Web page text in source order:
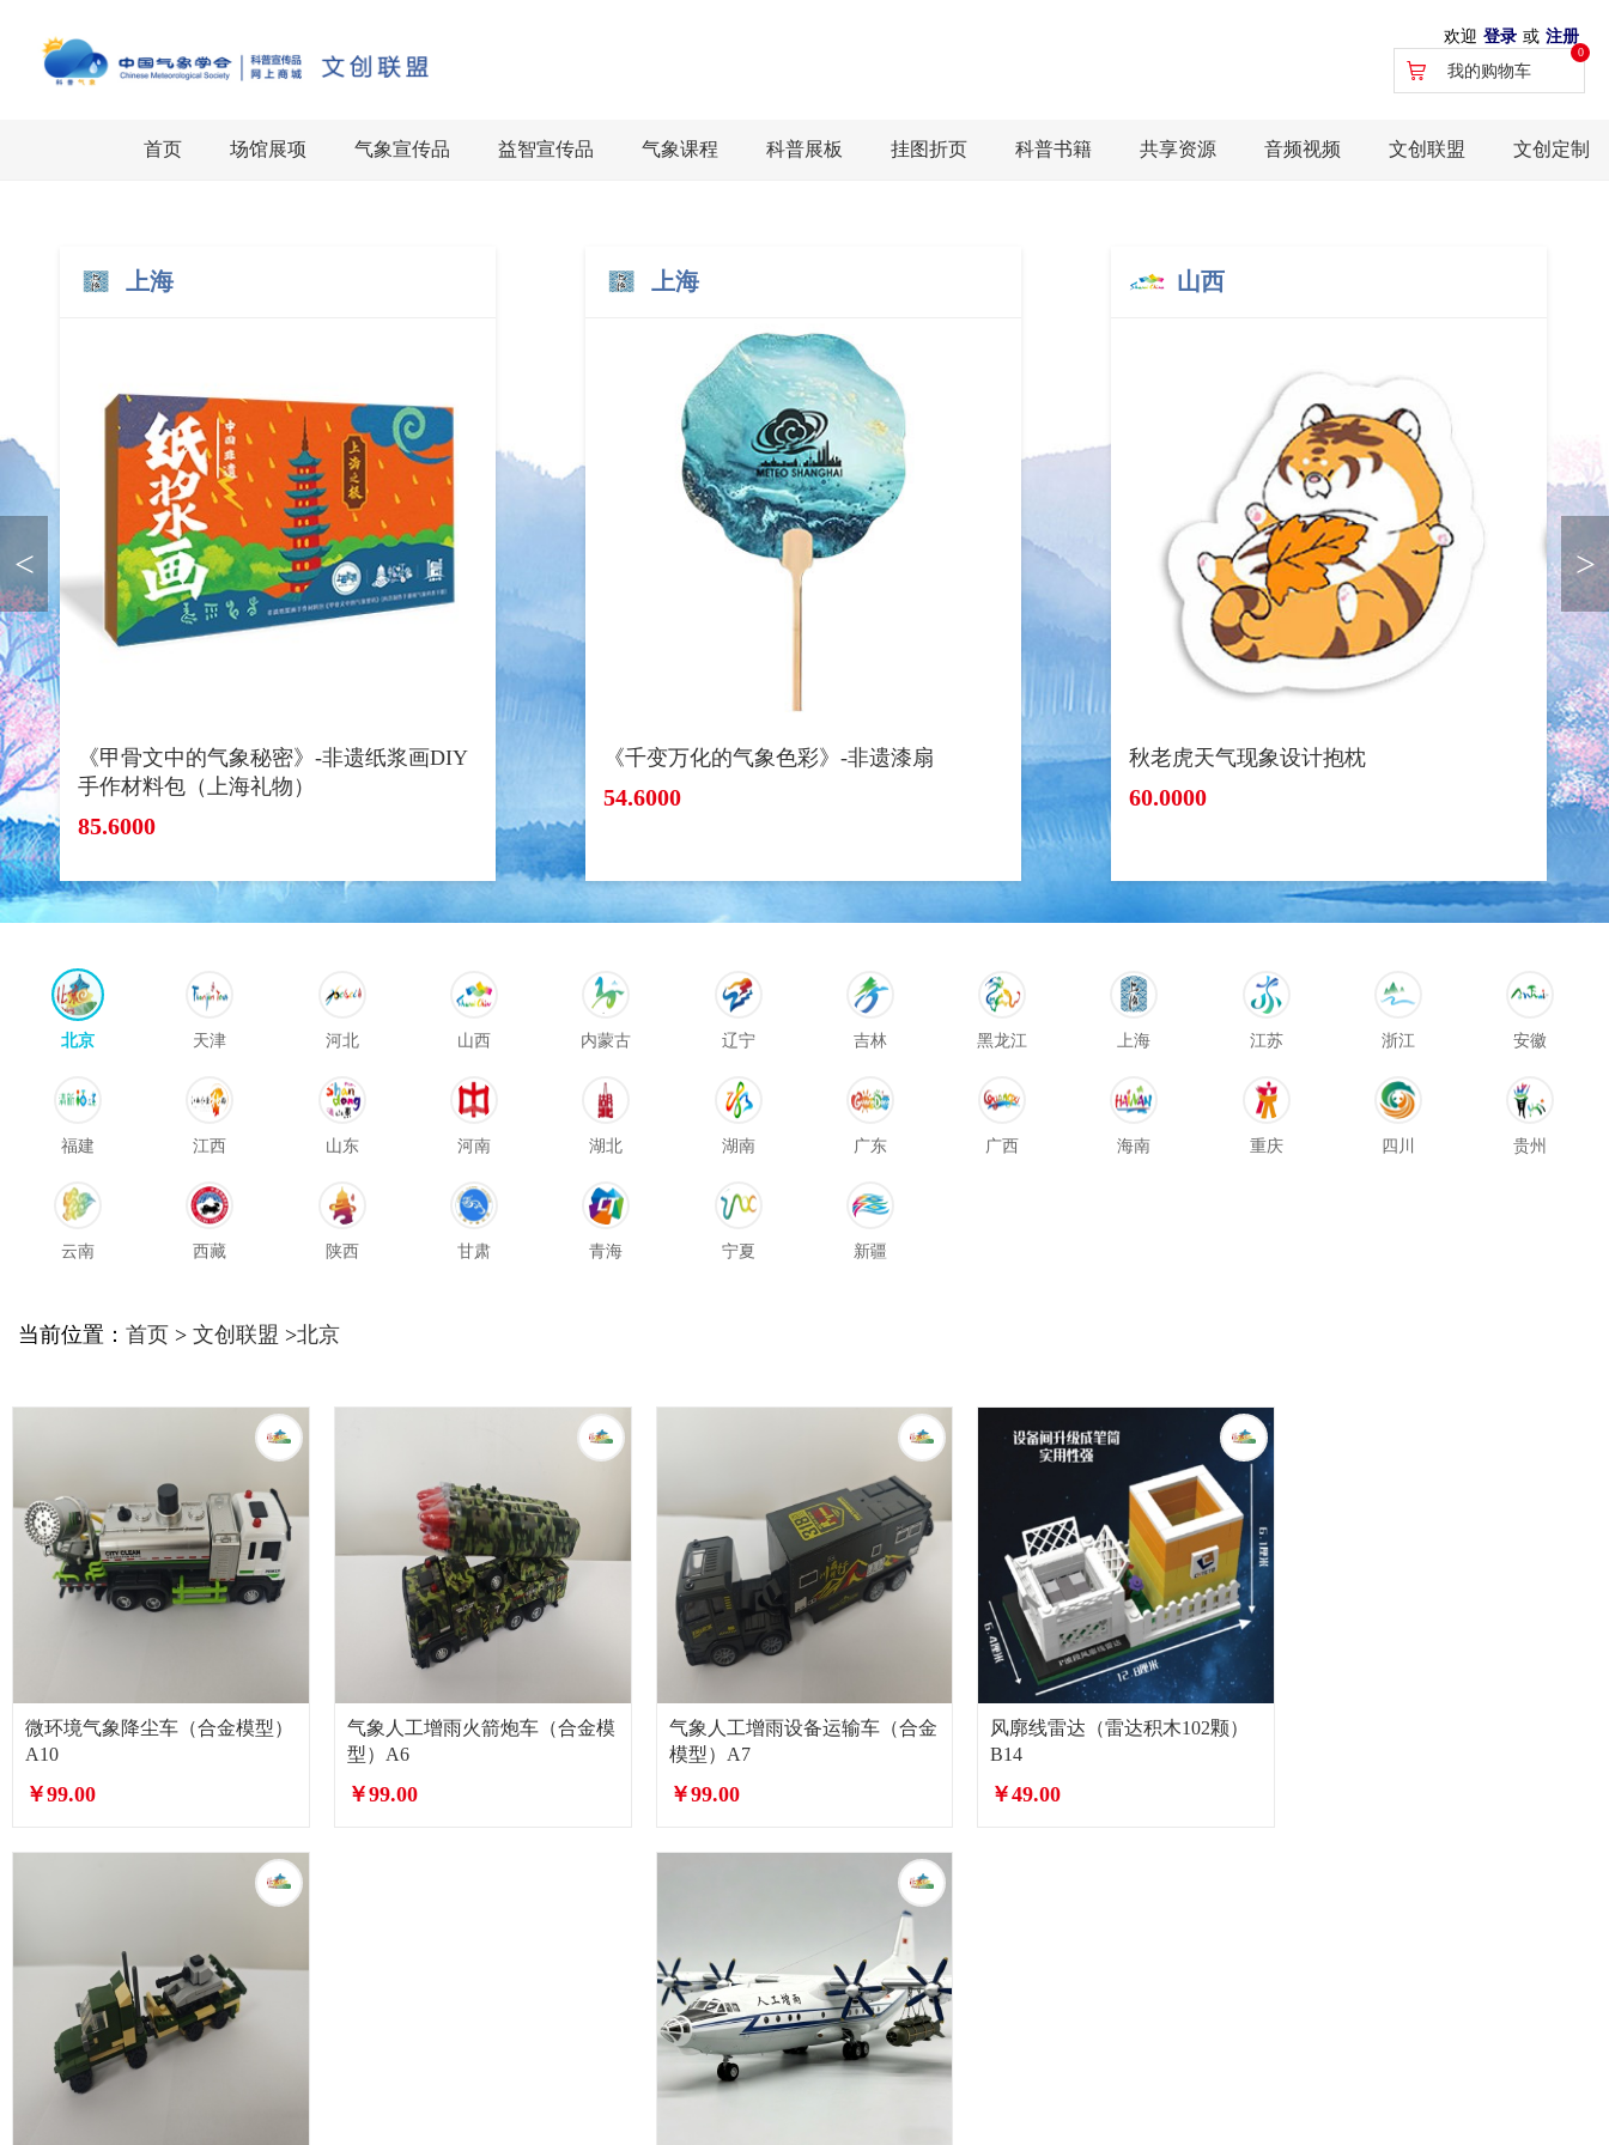
欢迎 登录 或 注册
我的购物车
0
首页 场馆展项 气象宣传品 益智宣传品 气象课程 科普展板 挂图折页 科普书籍 共享资源 音频视频 文创联盟 文创定制
<
上海
《甲骨文中的气象秘密》-非遗纸浆画DIY
手作材料包（上海礼物）
85.6000
上海
《千变万化的气象色彩》-非遗漆扇
54.6000
山西
秋老虎天气现象设计抱枕
60.0000
>
北京 天津 河北 山西 内蒙古 辽宁 吉林 黑龙江 上海 江苏 浙江 安徽
福建 江西 山东 河南 湖北 湖南 广东 广西 海南 重庆 四川 贵州
云南 西藏 陕西 甘肃 青海 宁夏 新疆
当前位置： 首页 > 文创联盟 >北京
微环境气象降尘车（合金模型）
A10
￥99.00
气象人工增雨火箭炮车（合金模
型）A6
￥99.00
气象人工增雨设备运输车（合金
模型）A7
￥99.00
风廓线雷达（雷达积木102颗）
B14
￥49.00